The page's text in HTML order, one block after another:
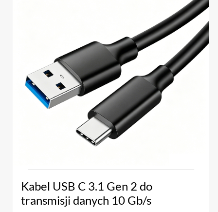
Kabel USB C 3.1 Gen 2 do
transmisji danych 10 Gb/s